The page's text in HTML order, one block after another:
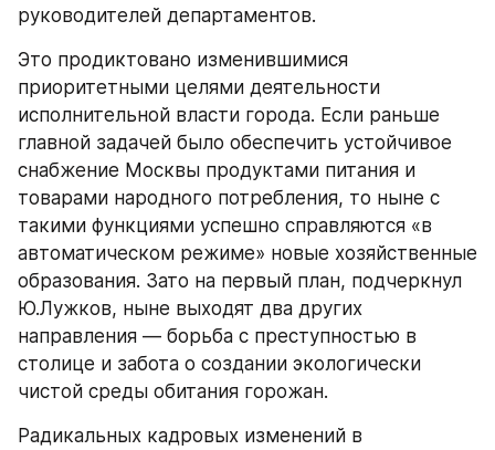
руководителей департаментов.
Это продиктовано изменившимися
приоритетными целями деятельности
исполнительной власти города. Если раньше
главной задачей было обеспечить устойчивое
снабжение Москвы продуктами питания и
товарами народного потребления, то ныне с
такими функциями успешно справляются «в
автоматическом режиме» новые хозяйственные
образования. Зато на первый план, подчеркнул
Ю.Лужков, ныне выходят два других
направления — борьба с преступностью в
столице и забота о создании экологически
чистой среды обитания горожан.
Радикальных кадровых изменений в